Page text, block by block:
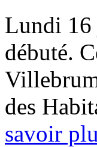
Lundi 16
débuté.
des
savoir